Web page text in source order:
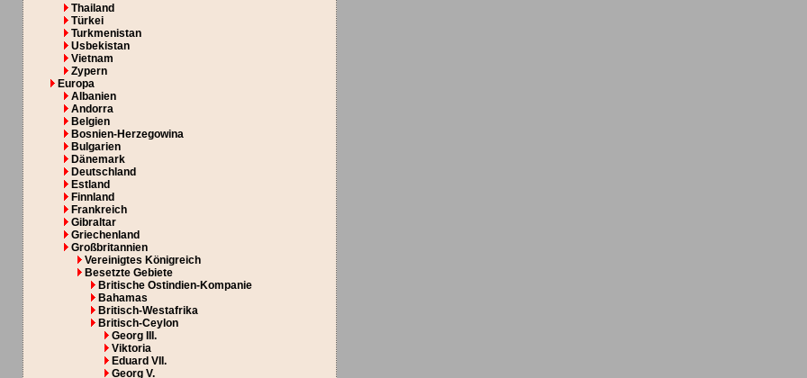
Thailand
Türkei
Turkmenistan
Usbekistan
Vietnam
Zypern
Europa
Albanien
Andorra
Belgien
Bosnien-Herzegowina
Bulgarien
Dänemark
Deutschland
Estland
Finnland
Frankreich
Gibraltar
Griechenland
Großbritannien
Vereinigtes Königreich
Besetzte Gebiete
Britische Ostindien-Kompanie
Bahamas
Britisch-Westafrika
Britisch-Ceylon
Georg III.
Viktoria
Eduard VII.
Georg V.